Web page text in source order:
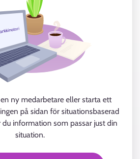
ny medarbetare eller starta ett
på sidan för situationsbaserad
information som passar just din
situation.